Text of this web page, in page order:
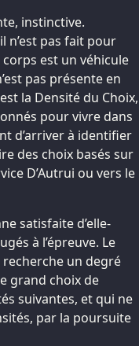
instinctive.
n’est pas fait pour
est un véhicule
pas présente en
la Densité du Choix,
pour vivre dans
d’arriver à identifier
des choix basés sur
D’Autrui ou vers le
satisfaite d’elle-
à l’épreuve. Le
recherche un degré
grand choix de
suivantes, et qui ne
par la poursuite